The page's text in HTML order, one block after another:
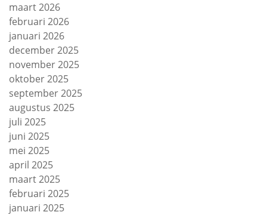
maart 2026
februari 2026
januari 2026
december 2025
november 2025
oktober 2025
september 2025
augustus 2025
juli 2025
juni 2025
mei 2025
april 2025
maart 2025
februari 2025
januari 2025